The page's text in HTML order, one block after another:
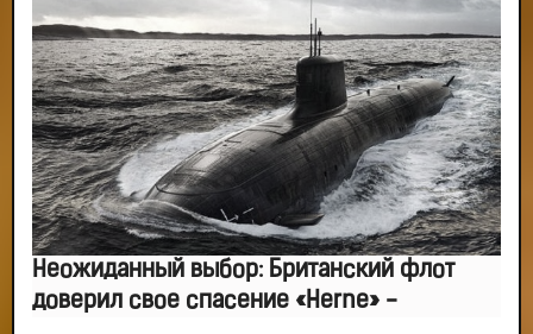
Неожиданный выбор: Британский флот
доверил свое спасение «Herne» -